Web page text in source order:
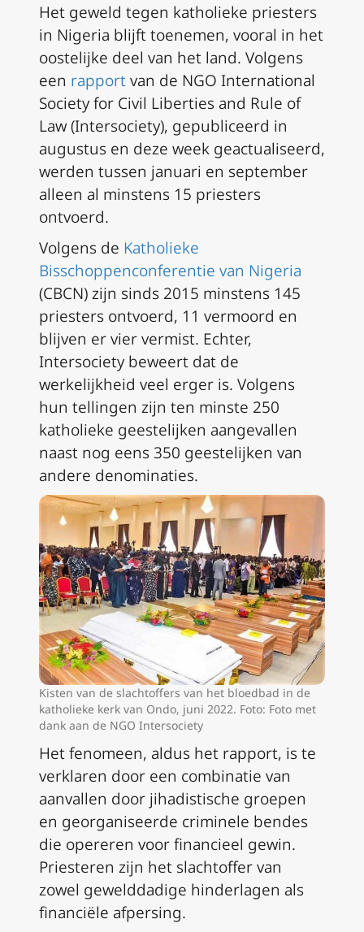
Het geweld tegen katholieke priesters
in Nigeria blijft toenemen, vooral in het
oostelijke deel van het land. Volgens
een rapportvan de NGO International
Society for Civil Liberties and Rule of
Law (Intersociety), gepubliceerd in
augustus en deze week geactualiseerd,
werden tussen januari en september
alleen al minstens 15 priesters
ontvoerd.
Volgens de Katholieke
Bisschoppenconferentie van Nigeria
(CBCN) zijn sinds 2015 minstens 145
priesters ontvoerd, 11 vermoord en
blijven er vier vermist. Echter,
Intersociety beweert dat de
werkelijkheid veel erger is. Volgens
hun tellingen zijn ten minste 250
katholieke geestelijken aangevallen
naast nog eens 350 geestelijken van
andere denominaties.
Kisten van de slachtoffers van het bloedbad in de
katholieke kerk van Ondo, juni 2022. Foto: Foto met
dank aan de NGO Intersociety
Het fenomeen, aldus het rapport, is te
verklaren door een combinatie van
aanvallen door jihadistische groepen
en georganiseerde criminele bendes
die opereren voor financieel gewin.
Priesteren zijn het slachtoffer van
zowel gewelddadige hinderlagen als
financiële afpersing.